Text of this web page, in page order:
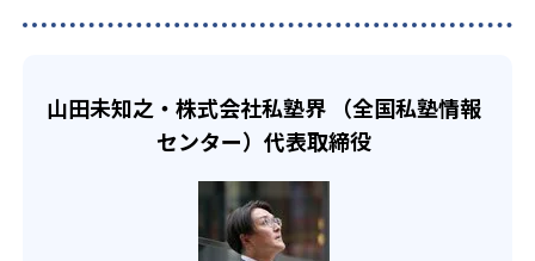
人の授業にあまり時間がかけられない場合がある。
山田未知之・株式会社私塾界 （全国私塾情報
センター）代表取締役